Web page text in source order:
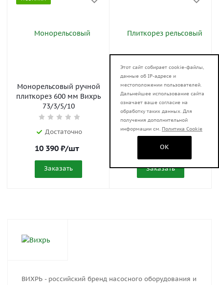
Монорельсовый ручной
плиткорез 600 мм Вихрь
73/3/5/10
Достаточно
10 390₽/шт
Заказать
Плиткорез рельсовый
Вихрь 1200 мм в
Челябинске
Достаточно
16 690₽/шт
Заказать
ВИХРЬ - российский бренд насосного оборудования и
Этот сайт собирает cookie-файлы,
данные об IP-адресе и
местоположении пользователей.
Дальнейшее использование сайта
означает ваше согласие на
обработку таких данных. Для
получения дополнительной
информации см. Политика Cookie
OK